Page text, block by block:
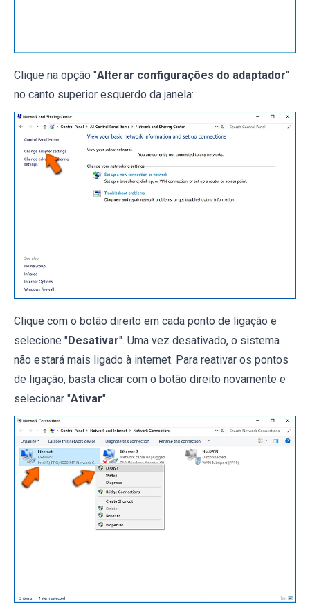
Clique na opção "Alterar configurações do adaptador"
no canto superior esquerdo da janela:
Clique com o botão direito em cada ponto de ligação e
selecione "Desativar". Uma vez desativado, o sistema
não estará mais ligado à internet. Para reativar os pontos
de ligação, basta clicar com o botão direito novamente e
selecionar "Ativar".